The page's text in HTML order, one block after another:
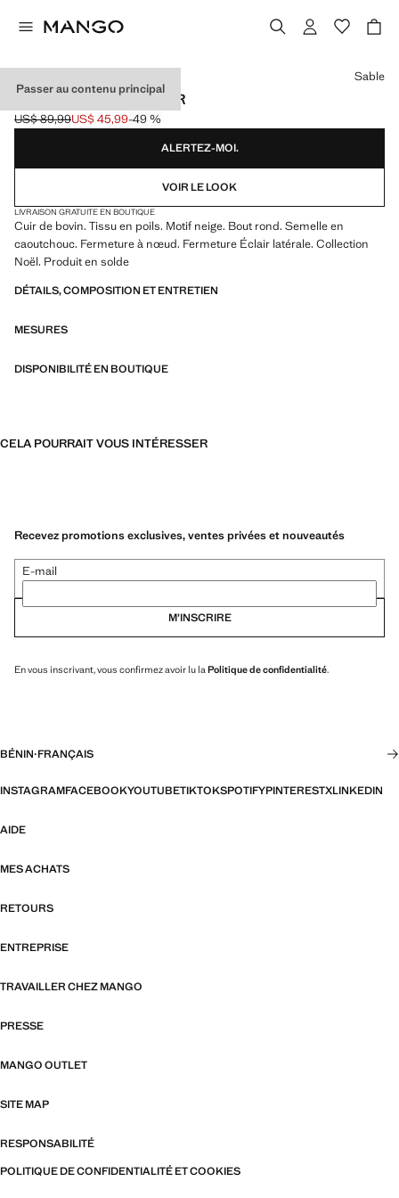
Passer au contenu principal
BOTTINES DÉTAILS CUIR
Prix initial barré [US$ 89,99 ]
US$ 89,99
Prix actuel [US$ 45,99 ]
US$ 45,99-49 %
Choisissez une couleur
Sable
ALERTEZ-MOI.
VOIR LE LOOK
LIVRAISON GRATUITE EN BOUTIQUE
Cuir de bovin. Tissu en poils. Motif neige. Bout rond. Semelle en
caoutchouc. Fermeture à nœud. Fermeture Éclair latérale. Collection
Noël. Produit en solde
DÉTAILS, COMPOSITION ET ENTRETIEN
MESURES
DISPONIBILITÉ EN BOUTIQUE
CELA POURRAIT VOUS INTÉRESSER
Recevez promotions exclusives, ventes privées et nouveautés
E-mail
M’INSCRIRE
En vous inscrivant, vous confirmez avoir lu la Politique de confidentialité.
BÉNIN·FRANÇAIS
INSTAGRAMFACEBOOKYOUTUBETIKTOKSPOTIFYPINTERESTXLINKEDIN
AIDE
MES ACHATS
RETOURS
ENTREPRISE
TRAVAILLER CHEZ MANGO
PRESSE
MANGO OUTLET
SITE MAP
RESPONSABILITÉ
POLITIQUE DE CONFIDENTIALITÉ ET COOKIES